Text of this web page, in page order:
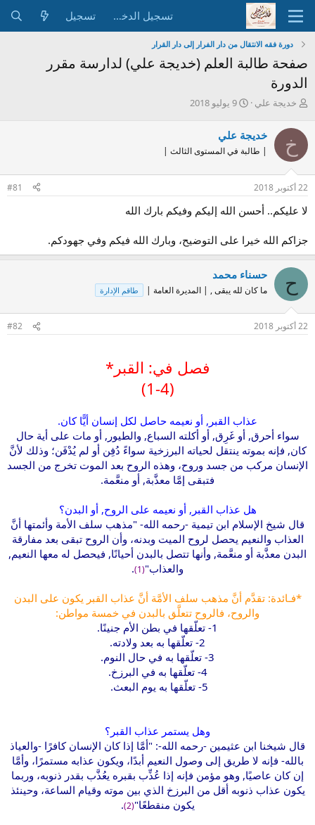
تسجيل الدخول تسجيل
دورة فقه الانتقال من دار الفرار إلى دار القرار
صفحة طالبة العلم (خديجة علي) لدارسة مقرر
الدورة
ب
د
ئ
ا
ل
م
و
ض
و
خديجة علي
ت
ي
خ
ل
د
ء
9 يوليو 2018
خ خديجة علي
| طالبة في المستوى الثالث |
22 أكتوبر 2018 #81
ﻻ عليكم.. أحسن الله إليكم وفيكم بارك الله
جزاكم الله خيرا على التوضيح، وبارك الله فيكم وفي جهودكم.
ح حسناء محمد
ما كان لله يبقى , | المديرة العامة | طاقم الإدارة
22 أكتوبر 2018 #82
فصل في: القبر*
(1-4)
عذاب القبر, أو نعيمه حاصل لكل إنسان أيًّا كان.
سواء أحرق, أو غَرِق, أو أكلته السباع, والطيور, أو مات على أية حال
كان, فإنه بموته ينتقل لحياته البرزخية سواءً دُفِن أو لم يُدْفَن؛ وذلك لأنَّ
الإنسان مركب من جسد وروح، وهذه الروح بعد الموت تخرج من الجسد
فتبقى إمَّا معذَّبة, أو منعَّمة.
هل عذاب القبر, أو نعيمه على الروح, أو البدن؟
قال شيخ الإسلام ابن تيمية -رحمه الله- "مذهب سلف الأمة وأئمتها أنَّ
العذاب والنعيم يحصل لروح الميت وبدنه، وأن الروح تبقى بعد مفارقة
البدن معذَّبة أو منعَّمة, وأنها تتصل بالبدن أحيانًا, فيحصل له معها النعيم,
والعذاب"(1)
.
*فـائدة: تقدَّم أنَّ مذهب سلف الأمَّة أنَّ عذاب القبر يكون على البدن
والروح، فالروح تتعلَّق بالبدن في خمسة مواطن:
1- تعلّقها في بطن الأم جنينًا.
2- تعلّقها به بعد ولادته.
3- تعلّقها به في حال النوم.
4- تعلّقها به في البرزخ.
5- تعلّقها به يوم البعث.
وهل يستمر عذاب القبر؟
قال شيخنا ابن عثيمين -رحمه الله-: "أمَّا إذا كان الإنسان كافرًا -والعياذ
بالله- فإنه لا طريق إلى وصول النعيم أبدًا، ويكون عذابه مستمرًا، وأمَّا
إن كان عاصيًا, وهو مؤمن فإنه إذا عُذِّب بقبره يعُذَّب بقدر ذنوبه، وربما
يكون عذاب ذنوبه أقل من البرزخ الذي بين موته وقيام الساعة، وحينئذ
يكون منقطعًا"(2)
.